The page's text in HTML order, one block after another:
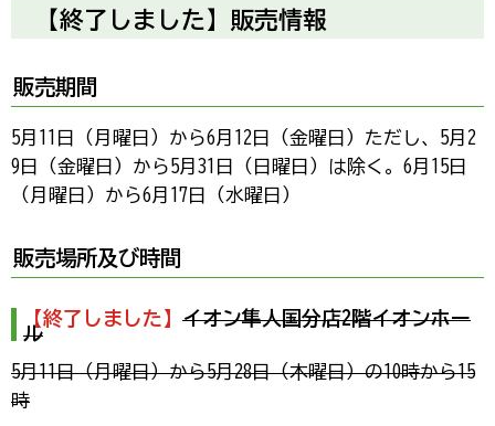
【終了しました】販売情報
販売期間
5月11日（月曜日）から6月12日（金曜日）ただし、5月2
9日（金曜日）から5月31日（日曜日）は除く。6月15日
（月曜日）から6月17日（水曜日）
販売場所及び時間
【終了しました】 イオン隼人国分店2階イオンホー
ル
5月11日（月曜日）から5月28日（木曜日）の10時から15
時